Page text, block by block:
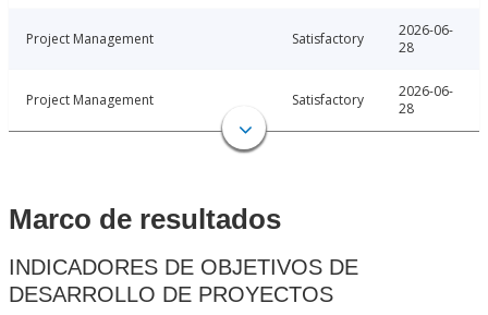
Project Management Satisfactory
2026-06-
28
Project Management Satisfactory
2026-06-
28
Marco de resultados
INDICADORES DE OBJETIVOS DE
DESARROLLO DE PROYECTOS